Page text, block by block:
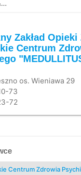
Zakład
Centrum
os. Wieniawa 29
73
72
Centrum Zdrowia